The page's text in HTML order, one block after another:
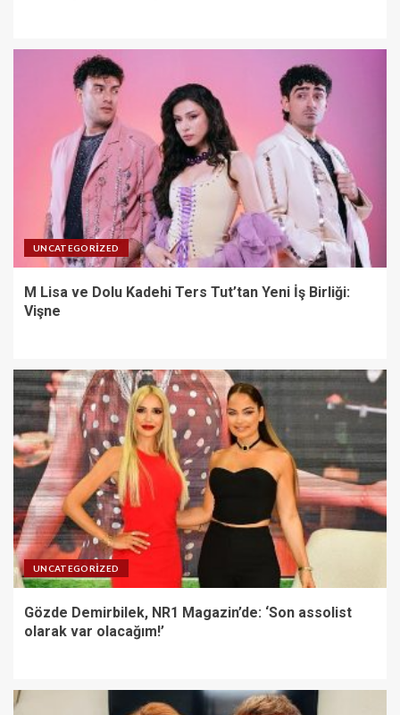
UNCATEGORIZED
M Lisa ve Dolu Kadehi Ters Tut’tan Yeni İş Birliği:
Vişne
UNCATEGORIZED
Gözde Demirbilek, NR1 Magazin’de: ‘Son assolist
olarak var olacağım!’